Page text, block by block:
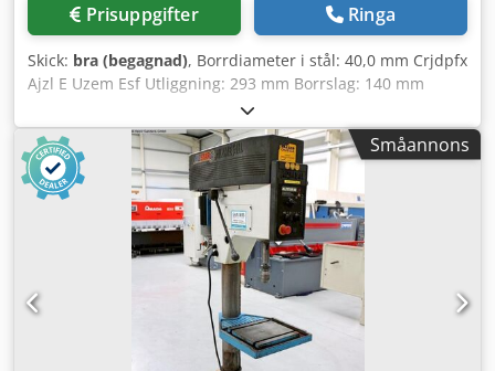
Prisuppgifter Ringa
Skick: bra (begagnad), Borrdiameter i stål: 40,0 mm Crjdpfx
Ajzl E Uzem Esf Utliggning: 293 mm Borrslag: 140 mm
Morsekon: 3 MK Bord: 510 x 360 mm Varvtal: 160–2 250
varv/min Pelardiameter: 115 mm Total effektförbrukning:
1,45 / 1,90 kW Vikt: 270 kg Mått (L x B x H): 500 x 800 x 1920
mm Utrustning: - robust pelarborrmaskin - steglös
varvtalsreglering (kilenrem) - motor med omkopplingsbar
rotationsriktning - justerbart djupstopp - maskinbord med
2 T-spår * höjdjusterbart med hjälp av ett handvev -
svampliknande tryckknapp (med låsfunktion) för nödstopp
- omkopplare för höger- och vänsterrotation - fotpedal för
höger- och vänsterrotation - bruksanvisning (PDF)
Småannons